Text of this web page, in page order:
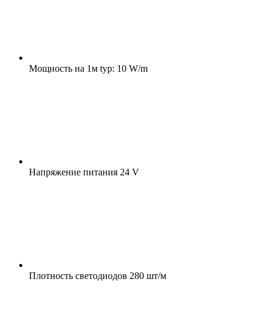
Мощность на 1м typ: 10 W/m
Напряжение питания 24 V
Плотность светодиодов 280 шт/м